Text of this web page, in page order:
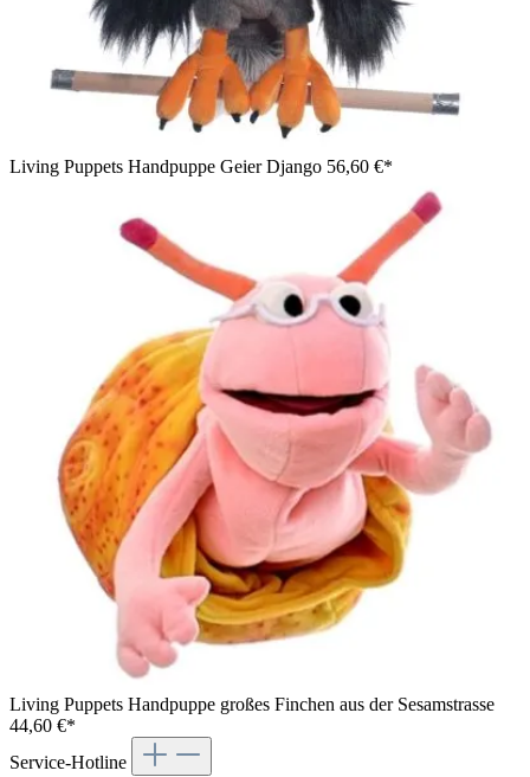
Living Puppets Handpuppe Geier Django 56,60 €*
Living Puppets Handpuppe großes Finchen aus der Sesamstrasse
44,60 €*
Service-Hotline